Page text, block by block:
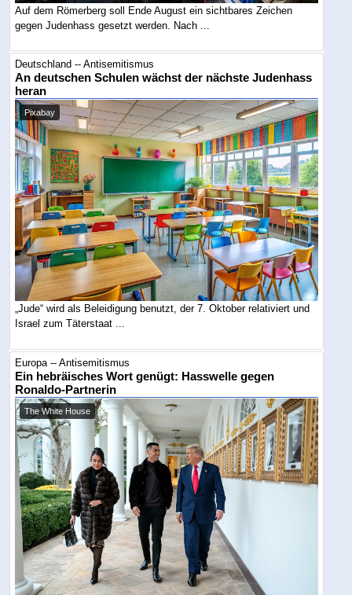
Auf dem Römerberg soll Ende August ein sichtbares Zeichen
gegen Judenhass gesetzt werden. Nach ...
Deutschland -- Antisemitismus
An deutschen Schulen wächst der nächste Judenhass
heran
Pixabay
„Jude“ wird als Beleidigung benutzt, der 7. Oktober relativiert und
Israel zum Täterstaat ...
Europa -- Antisemitismus
Ein hebräisches Wort genügt: Hasswelle gegen
Ronaldo-Partnerin
The White House